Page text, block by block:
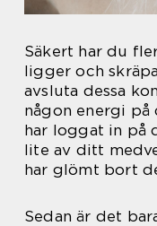
Säkert har du
ligger och
avsluta dessa
någon energi på
har loggat in på
lite av ditt
har glömt bort
Sedan är det